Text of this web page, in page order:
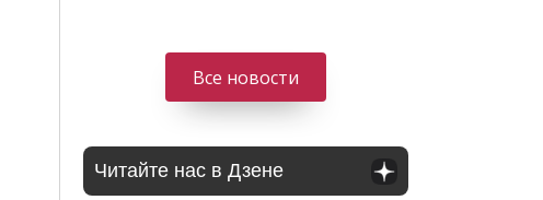
Все новости
Читайте нас в Дзене